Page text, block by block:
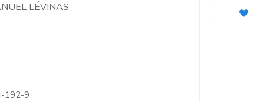
LÉVINAS
192-9